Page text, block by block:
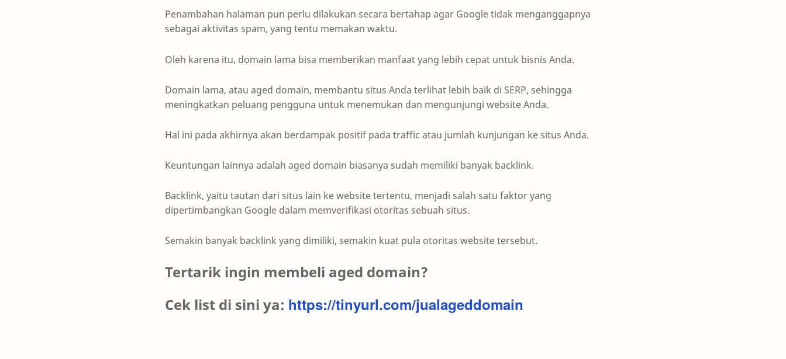
Penambahan halaman pun perlu dilakukan secara bertahap agar Google tidak menganggapnya
sebagai aktivitas spam, yang tentu memakan waktu.
Oleh karena itu, domain lama bisa memberikan manfaat yang lebih cepat untuk bisnis Anda.
Domain lama, atau aged domain, membantu situs Anda terlihat lebih baik di SERP, sehingga
meningkatkan peluang pengguna untuk menemukan dan mengunjungi website Anda.
Hal ini pada akhirnya akan berdampak positif pada traffic atau jumlah kunjungan ke situs Anda.
Keuntungan lainnya adalah aged domain biasanya sudah memiliki banyak backlink.
Backlink, yaitu tautan dari situs lain ke website tertentu, menjadi salah satu faktor yang
dipertimbangkan Google dalam memverifikasi otoritas sebuah situs.
Semakin banyak backlink yang dimiliki, semakin kuat pula otoritas website tersebut.
Tertarik ingin membeli aged domain?
Cek list di sini ya: https://tinyurl.com/jualageddomain